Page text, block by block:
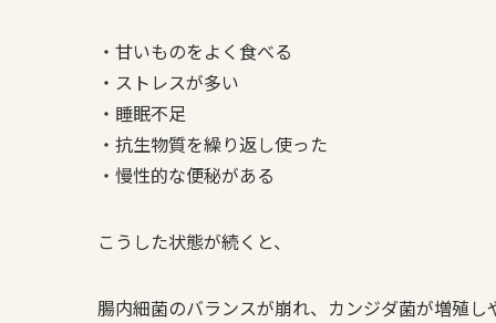
・甘いものをよく食べる
・ストレスが多い
・睡眠不足
・抗生物質を繰り返し使った
・慢性的な便秘がある
こうした状態が続くと、
腸内細菌のバランスが崩れ、カンジダ菌が増殖し